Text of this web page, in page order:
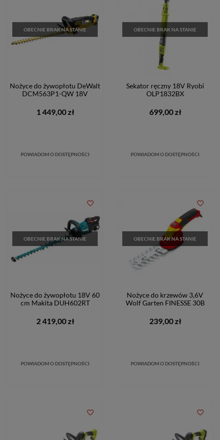
OBECNIE BRAK NA STANIE
Nożyce do żywopłotu DeWalt
DCM563P1-QW 18V
1 449,00 zł
POWIADOM O DOSTĘPNOŚCI
OBECNIE BRAK NA STANIE
Sekator ręczny 18V Ryobi
OLP1832BX
699,00 zł
POWIADOM O DOSTĘPNOŚCI
OBECNIE BRAK NA STANIE
Nożyce do żywopłotu 18V 60
cm Makita DUH602RT
2 419,00 zł
POWIADOM O DOSTĘPNOŚCI
favorite_border
OBECNIE BRAK NA STANIE
Nożyce do krzewów 3,6V
Wolf Garten FINESSE 30B
239,00 zł
POWIADOM O DOSTĘPNOŚCI
favorite_border
favorite_border favorite_border